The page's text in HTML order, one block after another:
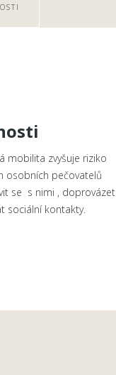
mobilita zvyšuje riziko
osobních pečovatelů
se s nimi , doprovázet
sociální kontakty.